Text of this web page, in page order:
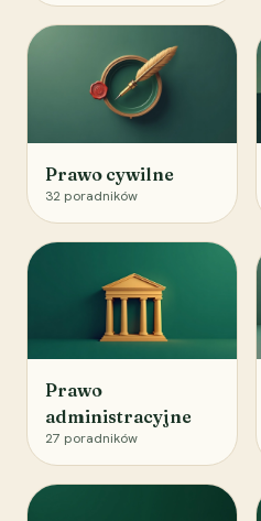
Prawo cywilne
32 poradników
Prawo
administracyjne
27 poradników